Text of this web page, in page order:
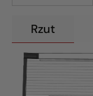
Rzut